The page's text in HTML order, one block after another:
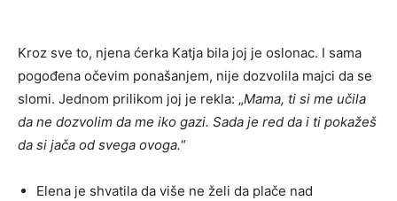
Kroz sve to, njena ćerka Katja bila joj je oslonac. I sama
pogođena očevim ponašanjem, nije dozvolila majci da se
slomi. Jednom prilikom joj je rekla: „Mama, ti si me učila
da ne dozvolim da me iko gazi. Sada je red da i ti pokažeš
da si jača od svega ovoga.“
Elena je shvatila da više ne želi da plače nad